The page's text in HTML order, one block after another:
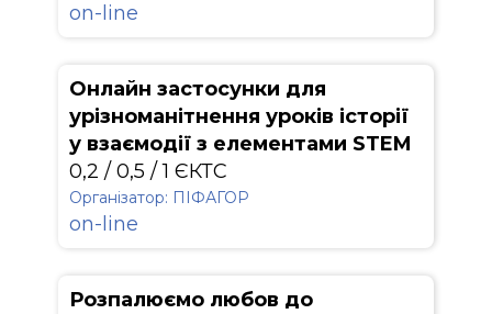
on-line
Онлайн застосунки для
урізноманітнення уроків історії
у взаємодії з елементами STEM
0,2 / 0,5 / 1 ЄКТС
Організатор: ПІФАГОР
on-line
Розпалюємо любов до